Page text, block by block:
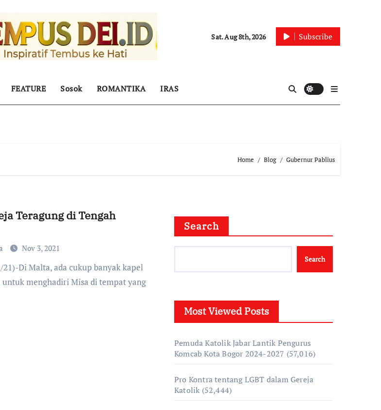
Sat. Aug 8th, 2026 Subscribe
FEATURE Sosok ROMANTIKA IRAS
Home Blog Gubernur Pablius
Teragung di Tengah
Nov 3, 2021
untuk menghadiri Misa di tempat yang
Search
Search
Most Viewed Posts
Pemuda Katolik Jabar Lantik Pengurus
Komcab Kota Bogor 2024-2027 (57,016)
Pro Kontra tentang LGBT dalam Gereja
Katolik (52,444)